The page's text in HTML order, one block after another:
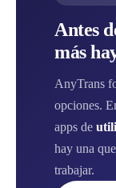
Antes
más
AnyTrans
opciones.
apps de
hay una
trabajar.